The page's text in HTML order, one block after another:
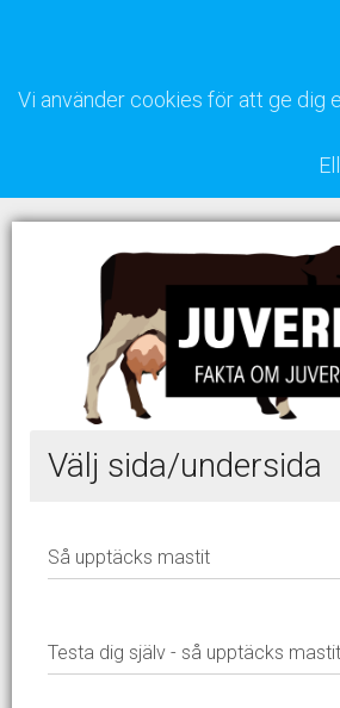
Vi använder cookies för att ge dig
Välj sida/undersida